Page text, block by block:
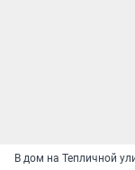
В дом на Тепличной